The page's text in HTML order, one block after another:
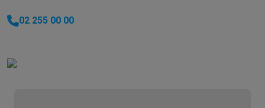
02 255 00 00